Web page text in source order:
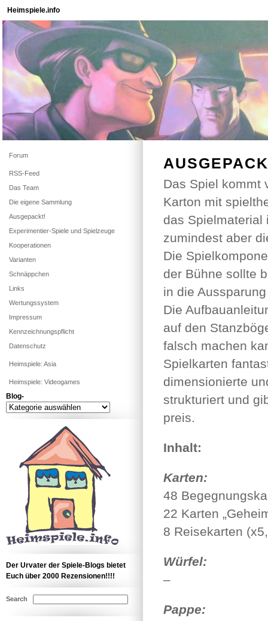
Heimspiele.info
Das Spiel kommt
Karton mit
das Spielmaterial
zumindest aber
Die
der Bühne sollte
in die
Die
auf den
falsch machen
Spielkarten
dimensionierte
strukturiert und
preis.
Inhalt:
Karten:
48
22 Karten
8 Reisekarten
Würfel:
–
Pappe:
Forum
RSS-Feed
Das Team
Die eigene Sammlung
Ausgepackt!
Experimentier-Spiele und Spielzeuge
Kooperationen
Varianten
Schnäppchen
Links
Wertungssystem
Impressum
Kennzeichnungspflicht
Datenschutz
Heimspiele: Asia
Heimspiele: Videogames
Blog-
Blog-
Der Urvater der Spiele-Blogs bietet
Euch über 2000 Rezensionen!!!!
Search